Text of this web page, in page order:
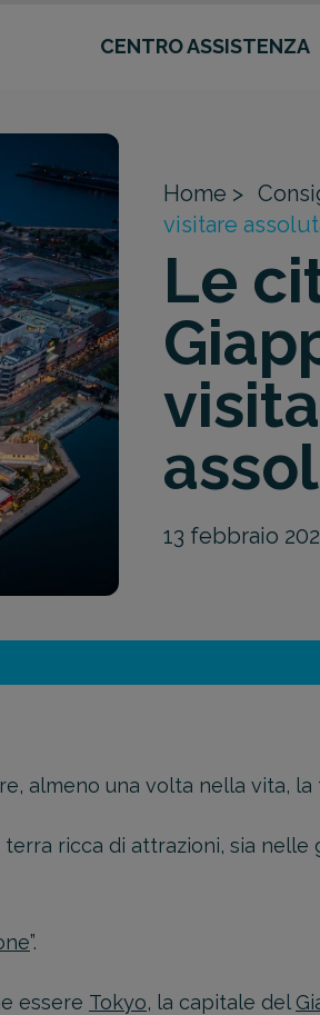
CENTRO ASSISTENZA
Home >
visitare
Le
13 febbraio
almeno una volta nella vita, la
ricca di attrazioni, sia
”.
essere Tokyo, la capitale del